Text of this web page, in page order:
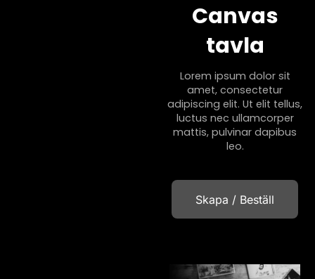
Canvas
tavla
Lorem ipsum dolor sit
amet, consectetur
adipiscing elit. Ut elit tellus,
luctus nec ullamcorper
mattis, pulvinar dapibus
leo.
Skapa / Beställ